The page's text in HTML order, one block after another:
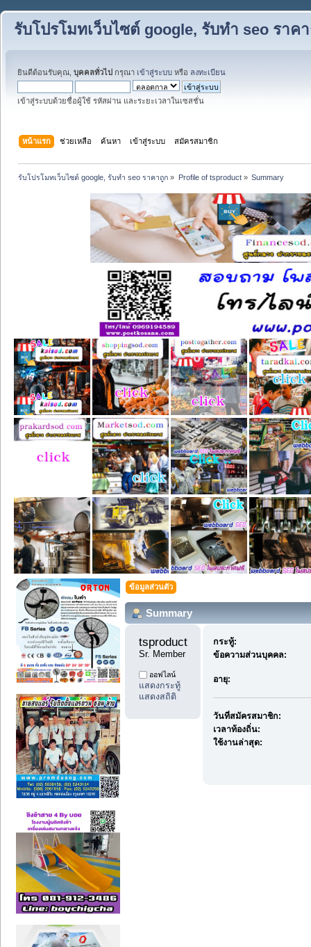
รับโปรโมทเว็บไซต์ google, รับทำ seo ราค
ยินดีต้อนรับคุณ, บุคคลทั่วไป กรุณา เข้าสู่ระบบ หรือ ลงทะเบียน
เข้าสู่ระบบด้วยชื่อผู้ใช้ รหัสผ่าน และระยะเวลาในเซสชั่น
หน้าแรก ช่วยเหลือ ค้นหา เข้าสู่ระบบ สมัครสมาชิก
รับโปรโมทเว็บไซต์ google, รับทำ seo ราคาถูก » Profile of tsproduct» Summary
ข้อมูลส่วนตัว
Summary
Sr. Member
ออฟไลน์
แสดงกระทู้
แสดงสถิติ
กระทู้:
ข้อความส่วนบุคคล:
อายุ:
วันที่สมัครสมาชิก:
เวลาท้องถิ่น:
ใช้งานล่าสุด: